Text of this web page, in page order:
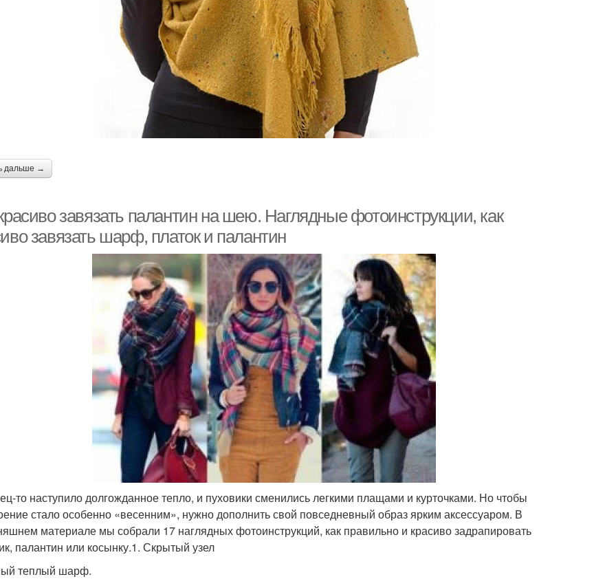
дальше →
завязать палантин на шею. Наглядные фотоинструкции, как
завязать шарф, платок и палантин
то наступило долгожданное тепло, и пуховики сменились легкими плащами и курточками. Но чтобы
стало особенно «весенним», нужно дополнить свой повседневный образ ярким аксессуаром. В
материале мы собрали 17 наглядных фотоинструкций, как правильно и красиво задрапировать
палантин или косынку.1. Скрытый узел
теплый шарф.